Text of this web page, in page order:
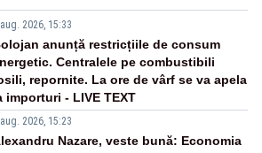
2026, 15:33
anunță restricțiile de consum
Centralele pe combustibili
repornite. La ore de vârf se va apela
importuri - LIVE TEXT
2026, 15:23
Nazare, veste bună: Economia